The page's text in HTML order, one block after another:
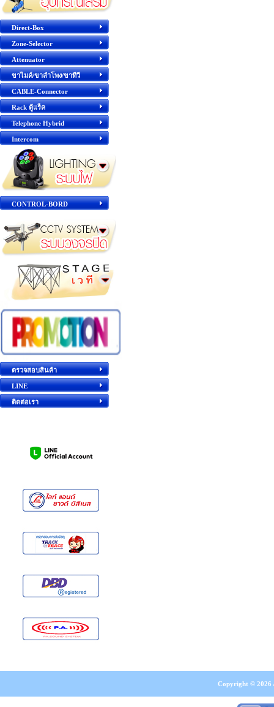
Direct-Box
Zone-Selector
Attenuator
ขาไมค์/ขาลำโพง/ขาทีวี
CABLE-Connector
Rack ตู้แร็ค
Telephone Hybrid
Intercom
CONTROL-BORD
ตรวจสอบสินค้า
LINE
ติดต่อเรา
Copyright © 2026